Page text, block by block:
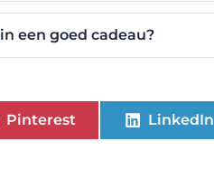
een goed cadeau?
Pinterest LinkedIn